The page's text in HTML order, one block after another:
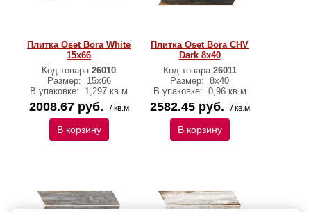
Плитка Oset Bora White
15x66
Код товара:26010
Размер:
15x66
В упаковке:
1,297 кв.м
2008.67 руб. / кв.м
В корзину
Плитка Oset Bora CHV
Dark 8x40
Код товара:26011
Размер: 8x40
В упаковке: 0,96 кв.м
2582.45 руб. / кв.м
В корзину